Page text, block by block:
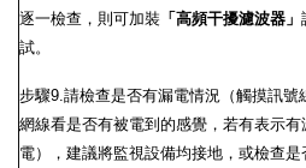
逐一檢查，則可加裝 「高頻干擾濾波器」
試。
步驟9.請檢查是否有漏電情況（觸摸訊號
網線看是否有被電到的感覺，若有表示有
電），建議將監視設備均接地，或檢查是